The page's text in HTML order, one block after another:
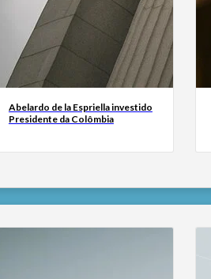
Abelardo de la Espriella investido
Presidente da Colômbia